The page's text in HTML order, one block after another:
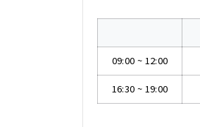
09:00 ~ 12:00
16:30 ~ 19:00